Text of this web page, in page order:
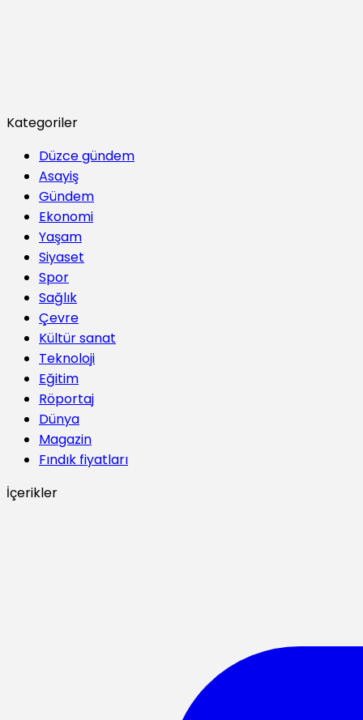
Kategoriler
Düzce gündem
Asayiş
Gündem
Ekonomi
Yaşam
Siyaset
Spor
Sağlık
Çevre
Kültür sanat
Teknoloji
Eğitim
Röportaj
Dünya
Magazin
Fındık fiyatları
İçerikler